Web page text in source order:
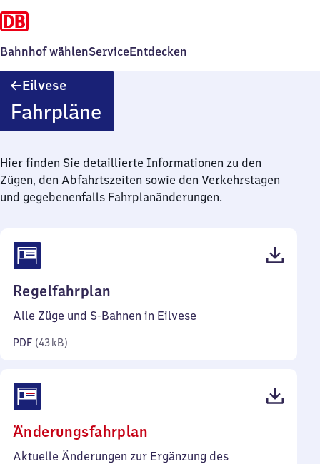
Bahnhof wählenServiceEntdecken
Eilvese
Fahrpläne
Hier finden Sie detaillierte Informationen zu den
Zügen, den Abfahrtszeiten sowie den Verkehrstagen
und gegebenenfalls Fahrplanänderungen.
Regelfahrplan
43
Alle Züge und S-Bahnen in Eilvese
PDF (43 kB)
Änderungsfahrplan
158
Aktuelle Änderungen zur Ergänzung des